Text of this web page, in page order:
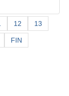
12 13
FIN